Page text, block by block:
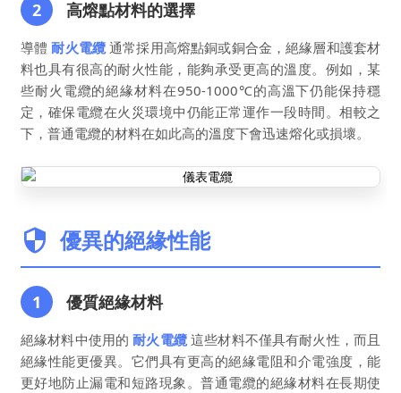
2 高熔點材料的選擇
導體耐火電纜通常採用高熔點銅或銅合金，絕緣層和護套材
料也具有很高的耐火性能，能夠承受更高的溫度。例如，某
些耐火電纜的絕緣材料在950-1000℃的高溫下仍能保持穩
定，確保電纜在火災環境中仍能正常運作一段時間。相較之
下，普通電纜的材料在如此高的溫度下會迅速熔化或損壞。
優異的絕緣性能
1 優質絕緣材料
絕緣材料中使用的耐火電纜這些材料不僅具有耐火性，而且
絕緣性能更優異。它們具有更高的絕緣電阻和介電強度，能
更好地防止漏電和短路現象。普通電纜的絕緣材料在長期使